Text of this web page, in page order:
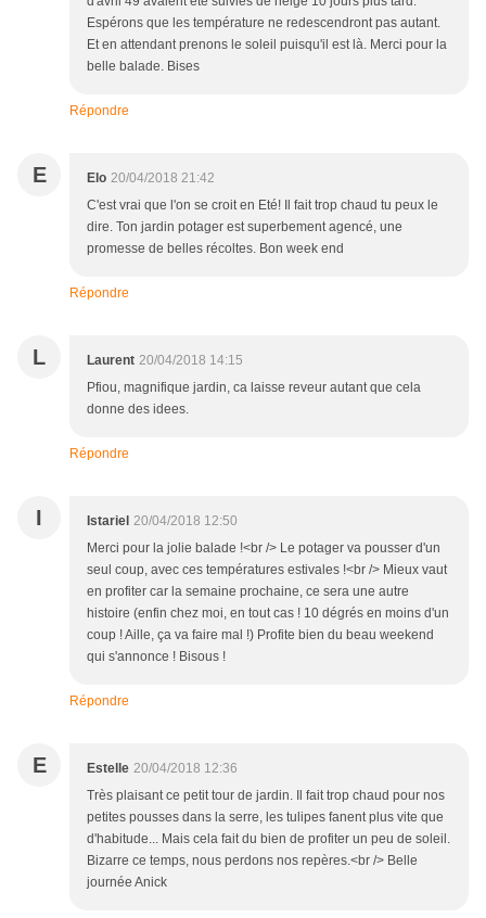
Espérons que les température ne redescendront pas autant.
Et en attendant prenons le soleil puisqu'il est là. Merci pour la
belle balade. Bises
Répondre
E Elo 20/04/2018 21:42
C'est vrai que l'on se croit en Eté! Il fait trop chaud tu peux le
dire. Ton jardin potager est superbement agencé, une
promesse de belles récoltes. Bon week end
Répondre
L Laurent 20/04/2018 14:15
Pfiou, magnifique jardin, ca laisse reveur autant que cela
donne des idees.
Répondre
I Istariel 20/04/2018 12:50
Merci pour la jolie balade !<br /> Le potager va pousser d'un
seul coup, avec ces températures estivales !<br /> Mieux vaut
en profiter car la semaine prochaine, ce sera une autre
histoire (enfin chez moi, en tout cas ! 10 dégrés en moins d'un
coup ! Aille, ça va faire mal !) Profite bien du beau weekend
qui s'annonce ! Bisous !
Répondre
E Estelle 20/04/2018 12:36
Très plaisant ce petit tour de jardin. Il fait trop chaud pour nos
petites pousses dans la serre, les tulipes fanent plus vite que
d'habitude... Mais cela fait du bien de profiter un peu de soleil.
Bizarre ce temps, nous perdons nos repères.<br /> Belle
journée Anick